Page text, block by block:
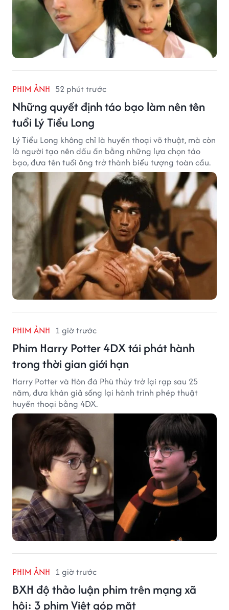
PHIM ẢNH 52 phút trước
Những quyết định táo bạo làm nên tên
tuổi Lý Tiểu Long
Lý Tiểu Long không chỉ là huyền thoại võ thuật, mà còn
là người tạo nên dấu ấn bằng những lựa chọn táo
bạo, đưa tên tuổi ông trở thành biểu tượng toàn cầu.
PHIM ẢNH 1 giờ trước
Phim Harry Potter 4DX tái phát hành
trong thời gian giới hạn
Harry Potter và Hòn đá Phù thủy trở lại rạp sau 25
năm, đưa khán giả sống lại hành trình phép thuật
huyền thoại bằng 4DX.
PHIM ẢNH 1 giờ trước
BXH độ thảo luận phim trên mạng xã
hội: 3 phim Việt góp mặt